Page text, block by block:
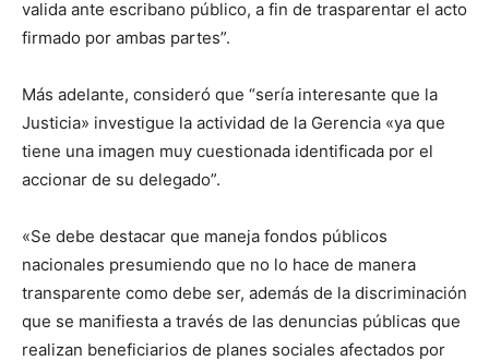
valida ante escribano público, a fin de trasparentar el acto
firmado por ambas partes”.
Más adelante, consideró que “sería interesante que la
Justicia» investigue la actividad de la Gerencia «ya que
tiene una imagen muy cuestionada identificada por el
accionar de su delegado”.
«Se debe destacar que maneja fondos públicos
nacionales presumiendo que no lo hace de manera
transparente como debe ser, además de la discriminación
que se manifiesta a través de las denuncias públicas que
realizan beneficiarios de planes sociales afectados por